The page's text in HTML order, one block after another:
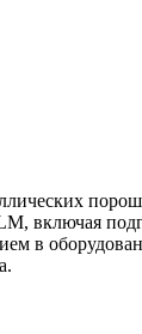
включая
в